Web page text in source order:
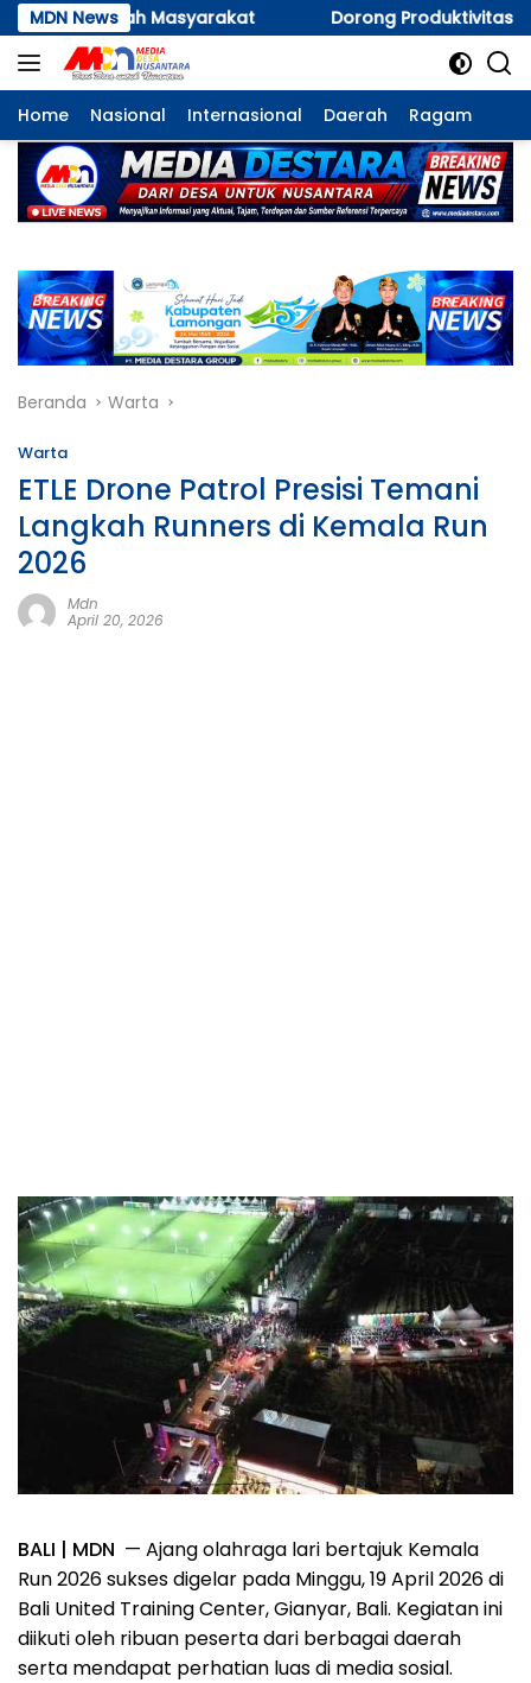
Langsung
ke
konten
MDN News
Dorong Produktivitas Peternak, Kapolsek Papar
Home Nasional Internasional Daerah Ragam
Beranda Warta
Warta
ETLE Drone Patrol Presisi Temani
Langkah Runners di Kemala Run
2026
Mdn
April 20, 2026
BALI | MDN — Ajang olahraga lari bertajuk Kemala
Run 2026 sukses digelar pada Minggu, 19 April 2026 di
Bali United Training Center, Gianyar, Bali. Kegiatan ini
diikuti oleh ribuan peserta dari berbagai daerah
serta mendapat perhatian luas di media sosial.